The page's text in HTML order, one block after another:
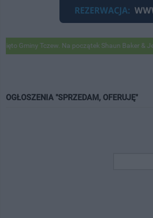
Tczew. Na początek Shaun Baker & Jessica
OGŁOSZENIA "SPRZEDAM, OFERUJĘ"